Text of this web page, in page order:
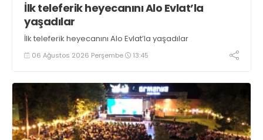
İlk teleferik heyecanını Alo Evlat’la
yaşadılar
İlk teleferik heyecanını Alo Evlat’la yaşadılar
06 Ağustos 2026 Perşembe 13:45